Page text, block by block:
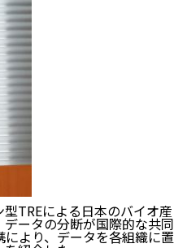
TREによる日本のバイオ産
ータの分断が国際的な共同
より、データを各組織に置